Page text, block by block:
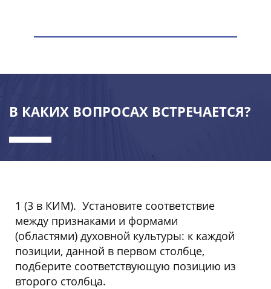
В КАКИХ ВОПРОСАХ ВСТРЕЧАЕТСЯ?
1 (3 в КИМ). Установите соответствие
между признаками и формами
(областями) духовной культуры: к каждой
позиции, данной в первом столбце,
подберите соответствующую позицию из
второго столбца.